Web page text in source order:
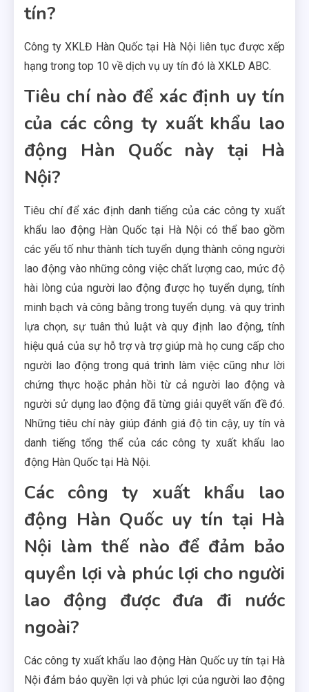
tín?
Công ty XKLĐ Hàn Quốc tại Hà Nội liên tục được xếp
hạng trong top 10 về dịch vụ uy tín đó là XKLĐ ABC.
Tiêu chí nào để xác định uy tín
của các công ty xuất khẩu lao
động Hàn Quốc này tại Hà
Nội?
Tiêu chí để xác định danh tiếng của các công ty xuất
khẩu lao động Hàn Quốc tại Hà Nội có thể bao gồm
các yếu tố như thành tích tuyển dụng thành công người
lao động vào những công việc chất lượng cao, mức độ
hài lòng của người lao động được họ tuyển dụng, tính
minh bạch và công bằng trong tuyển dụng. và quy trình
lựa chọn, sự tuân thủ luật và quy định lao động, tính
hiệu quả của sự hỗ trợ và trợ giúp mà họ cung cấp cho
người lao động trong quá trình làm việc cũng như lời
chứng thực hoặc phản hồi từ cả người lao động và
người sử dụng lao động đã từng giải quyết vấn đề đó.
Những tiêu chí này giúp đánh giá độ tin cậy, uy tín và
danh tiếng tổng thể của các công ty xuất khẩu lao
động Hàn Quốc tại Hà Nội.
Các công ty xuất khẩu lao
động Hàn Quốc uy tín tại Hà
Nội làm thế nào để đảm bảo
quyền lợi và phúc lợi cho người
lao động được đưa đi nước
ngoài?
Các công ty xuất khẩu lao động Hàn Quốc uy tín tại Hà
Nội đảm bảo quyền lợi và phúc lợi của người lao động